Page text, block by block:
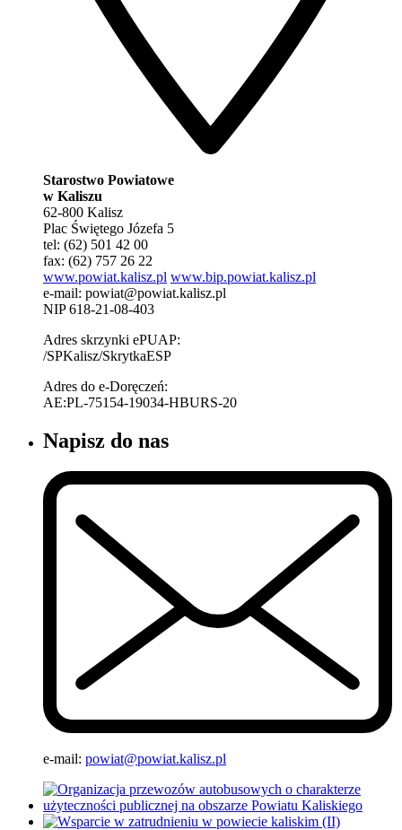
Starostwo Powiatowe
w Kaliszu
62-800 Kalisz
Plac Świętego Józefa 5
tel: (62) 501 42 00
fax: (62) 757 26 22
www.powiat.kalisz.pl www.bip.powiat.kalisz.pl
e-mail: powiat@powiat.kalisz.pl
NIP 618-21-08-403
Adres skrzynki ePUAP:
/SPKalisz/SkrytkaESP
Adres do e-Doręczeń:
AE:PL-75154-19034-HBURS-20
Napisz do nas
e-mail: powiat@powiat.kalisz.pl